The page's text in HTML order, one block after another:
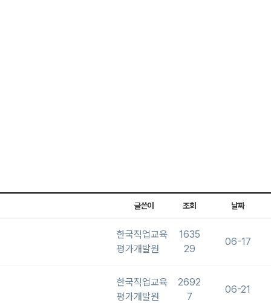
글쓴이 조회 날짜
한국직업교육
평가개발원
1635
29
06-17
한국직업교육
평가개발원
2692
7
06-21